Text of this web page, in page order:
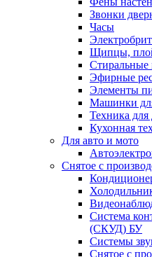
Звонки
Часы
Щипцы,
Эфирные
Элементы
Машинки
Техника для
Кухонная
Для авто и мото
Снятое с
Система
(СКУД) БУ
Системы
Снятое с